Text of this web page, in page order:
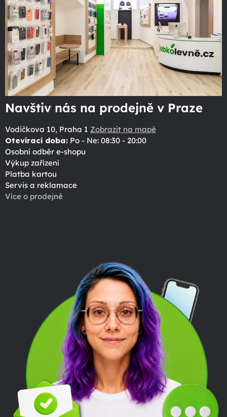
Navštiv nás na prodejně v Praze
Vodičkova 10, Praha 1 Zobrazit na mapě
Otevírací doba: Po - Ne: 08:30 - 20:00
Osobní odběr e-shopu
Výkup zařízení
Platba kartou
Servis a reklamace
Více o prodejně